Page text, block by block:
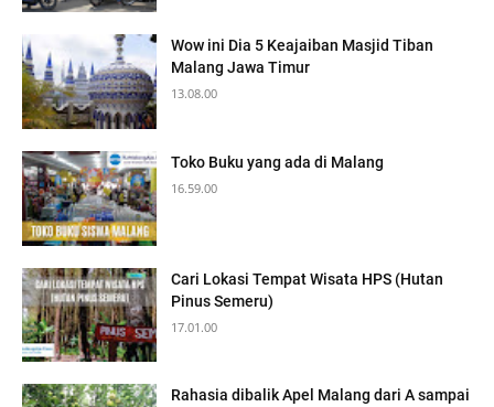
Wow ini Dia 5 Keajaiban Masjid Tiban
Malang Jawa Timur
13.08.00
Toko Buku yang ada di Malang
16.59.00
Cari Lokasi Tempat Wisata HPS (Hutan
Pinus Semeru)
17.01.00
Rahasia dibalik Apel Malang dari A sampai